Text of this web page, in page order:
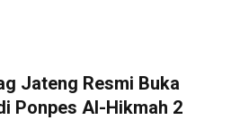
Jateng Resmi Buka
Ponpes Al-Hikmah 2